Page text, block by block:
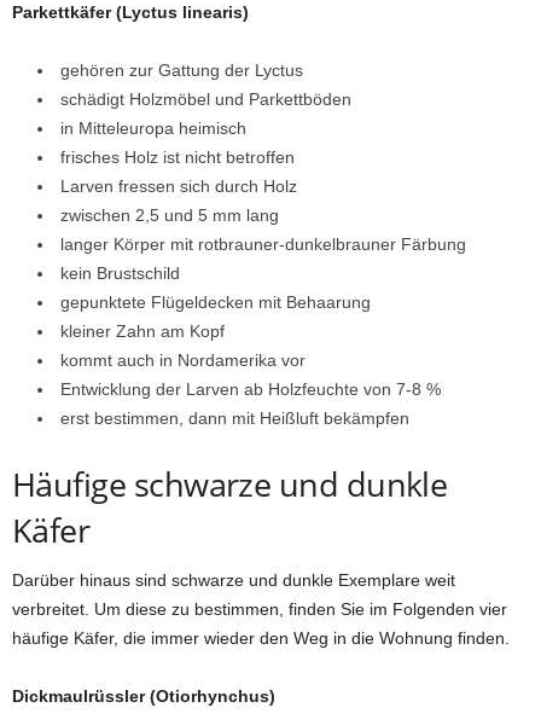
Parkettkäfer (Lyctus linearis)
gehören zur Gattung der Lyctus
schädigt Holzmöbel und Parkettböden
in Mitteleuropa heimisch
frisches Holz ist nicht betroffen
Larven fressen sich durch Holz
zwischen 2,5 und 5 mm lang
langer Körper mit rotbrauner-dunkelbrauner Färbung
kein Brustschild
gepunktete Flügeldecken mit Behaarung
kleiner Zahn am Kopf
kommt auch in Nordamerika vor
Entwicklung der Larven ab Holzfeuchte von 7-8 %
erst bestimmen, dann mit Heißluft bekämpfen
Häufige schwarze und dunkle
Käfer
Darüber hinaus sind schwarze und dunkle Exemplare weit
verbreitet. Um diese zu bestimmen, finden Sie im Folgenden vier
häufige Käfer, die immer wieder den Weg in die Wohnung finden.
Dickmaulrüssler (Otiorhynchus)